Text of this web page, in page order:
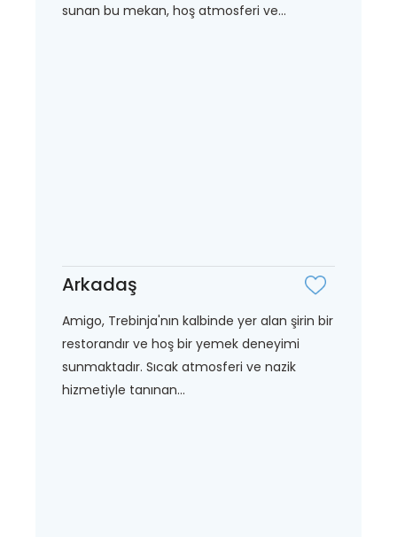
sunan bu mekan, hoş atmosferi ve...
Arkadaş
Amigo, Trebinja'nın kalbinde yer alan şirin bir
restorandır ve hoş bir yemek deneyimi
sunmaktadır. Sıcak atmosferi ve nazik
hizmetiyle tanınan...